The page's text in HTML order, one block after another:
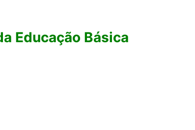
Educação Básica